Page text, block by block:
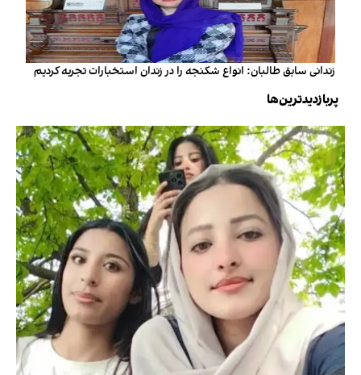
زندانی سابق طالبان: انواع شکنجه را در زندان استخبارات تجربه کردیم
پربازدیدترین‌ها